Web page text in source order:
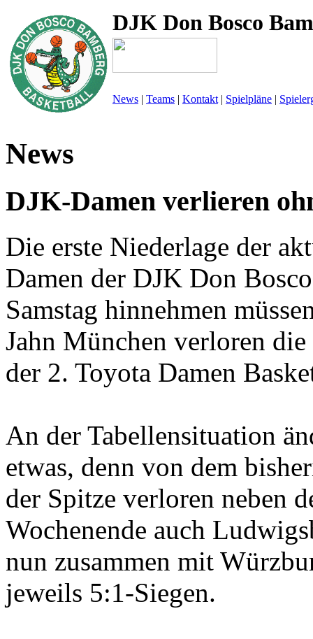
DJK Don Bosco
News | Teams | Kontakt | Spielpläne |
News
DJK-Damen verlieren
Die erste Niederlage der
Damen der DJK Don
Samstag hinnehmen
Jahn München verloren
der 2. Toyota Damen
An der Tabellensituation
etwas, denn von dem
der Spitze verloren neben
Wochenende auch
nun zusammen mit
jeweils 5:1-Siegen.